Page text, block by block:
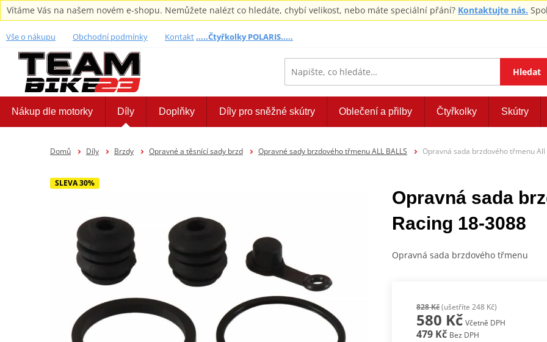
Vítáme Vás na našem novém e-shopu. Nemůžete nalézt co hledáte, chybí velikost, nebo máte speciální přání? Kontaktujte nás.
Vše o nákupu Obchodní podmínky Kontakt.....Čtyřkolky POLARIS.....
Hledat
Nákup dle motorky Díly Doplňky Díly pro sněžné skútry Oblečení a přilby Čtyřkolky Skútry
Domů Díly Brzdy Opravné a těsnící sady brzd Opravné sady brzdového třmenu ALL BALLS Opravná sada brzdového třmenu All
SLEVA 30%
Opravná sada
Racing 18-3088
Opravná sada brzdového třmenu
828 Kč(ušetříte 248 Kč)
580 Kč Včetně DPH
479 Kč Bez DPH